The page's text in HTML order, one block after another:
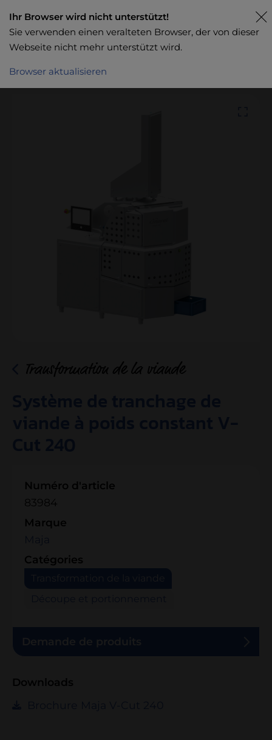
Transformation de la viande
Numéro d'article
83984
Marque
Catégories
Downloads
Ihr Browser wird nicht unterstützt!
Sie verwenden einen veralteten Browser, der von dieser
Webseite nicht mehr unterstützt wird.
Browser aktualisieren